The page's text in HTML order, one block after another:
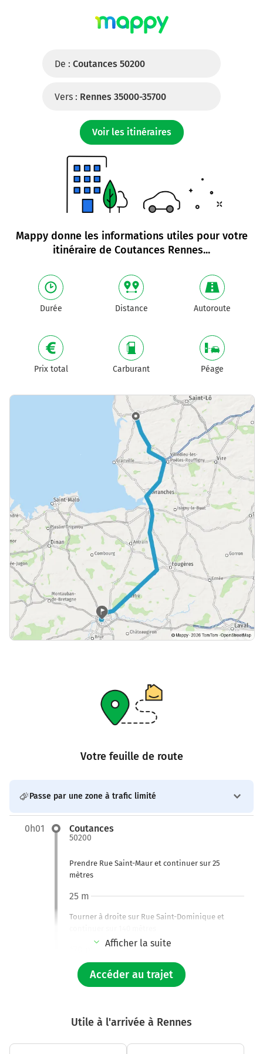
De : Coutances 50200
Vers : Rennes 35000-35700
Voir les itinéraires
Mappy donne les informations utiles pour votre
itinéraire de Coutances Rennes...
Durée Distance Autoroute
Prix total Carburant Péage
Votre feuille de route
Passe par une zone à trafic limité
0h01 Coutances
50200
Prendre Rue Saint-Maur et continuer sur 25
mètres
Tourner à droite sur Rue Saint-Dominique et
25 m
Tourner légèrement à droite sur la voie et
continuer sur 240 mètres
Tourner à gauche sur Boulevard Alsace-Lorraine
Afficher la suite
Accéder au trajet
Utile à l'arrivée à Rennes